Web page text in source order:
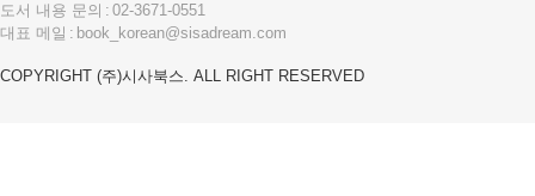
도서 내용 문의
02-3671-0551
대표 메일
book_korean@sisadream.com
COPYRIGHT (주)시사북스. ALL RIGHT RESERVED